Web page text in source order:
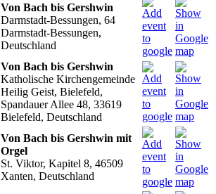
Von Bach bis Gershwin
Darmstadt-Bessungen, 64
Darmstadt-Bessungen,
Deutschland
Von Bach bis Gershwin
Katholische Kirchengemeinde
Heilig Geist, Bielefeld,
Spandauer Allee 48, 33619
Bielefeld, Deutschland
Von Bach bis Gershwin mit
Orgel
St. Viktor, Kapitel 8, 46509
Xanten, Deutschland